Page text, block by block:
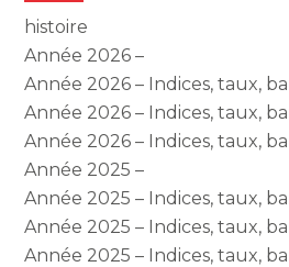
histoire
Année 2026 –
Année 2026 – Indices, taux,
Année 2026 – Indices, taux,
Année 2026 – Indices, taux,
Année 2025 –
Année 2025 – Indices, taux,
Année 2025 – Indices, taux,
Année 2025 – Indices, taux,